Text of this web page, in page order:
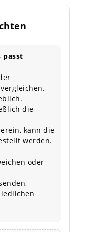
passt
die
kann die
werden.
oder